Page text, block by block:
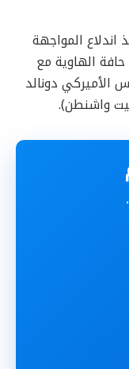
المواجهة
على حافة الهاوية مع
الأميركي دونالد